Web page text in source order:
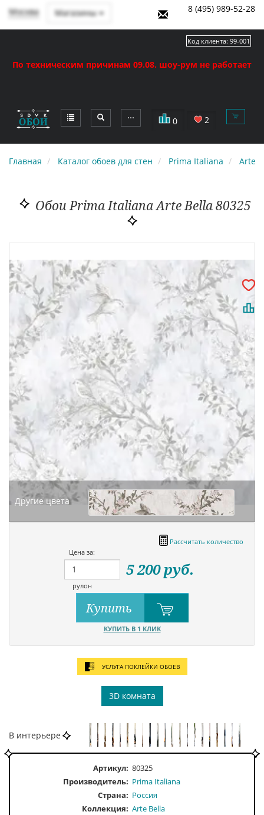
Москва Магазины 8 (495) 989-52-28
По техническим причинам 09.08. шоу-рум не работает
⋯ 0 2
Код клиента: 99-001
Главная Каталог обоев для стен Prima Italiana Arte
Обои Prima Italiana Arte Bella 80325
Другие цвета
Рассчитать количество
Цена за:
рулон
5 200руб.
Купить
КУПИТЬ В 1 КЛИК
УСЛУГА ПОКЛЕЙКИ ОБОЕВ
3D комната
В интерьере
Артикул: 80325
Производитель: Prima Italiana
Страна: Россия
Коллекция: Arte Bella